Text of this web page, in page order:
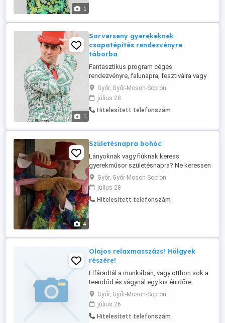
1
1
Sorverseny gyerekeknek
csapatépítés rendezvényre
táborba
Fantasztikus program céges
rendezvényre, falunapra, fesztiválra vagy
táborba
Győr, Győr-Moson-Sopron
július 28
Hitelesített telefonszám
4
Születésnapra bohóc
Lányoknak vagy fiúknak keress
gyerekműsor születésnapra? Ne keressen
tovább ! Lányos születésnapra:
Szerencse Patrik műsor - gyémántesővel
Varázs cirkusz interaktív bűvészműsor -
Fiús születésnapra: - beöltözött animátor:
Győr, Győr-Moson-Sopron
július 28
Hitelesített telefonszám
Olajos relaxmasszázs! Hölgyek
részére!
Elfáradtál a munkában, vagy otthon sok a
teendőd és vágynál egy kis énidőre,
esetleg napok óta nem tudsz aludni mert
kínoz a nyak és válfajdalom. Akkor itt az
idő hogy elgyere egy relaxáló
masszázsra. Arak 30perc 4500 60p 6500
Győr, Győr-Moson-Sopron
július 26
Hitelesített telefonszám